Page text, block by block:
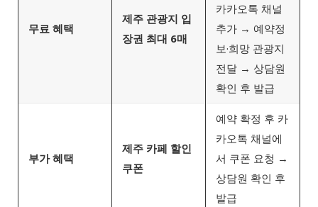
무료 혜택
제주 관광지 입
장권 최대 6매
카카오톡 채널
추가 → 예약정
보·희망 관광지
전달 → 상담원
확인 후 발급
부가 혜택
제주 카페 할인
쿠폰
예약 확정 후 카
카오톡 채널에
서 쿠폰 요청 →
상담원 확인 후
발급